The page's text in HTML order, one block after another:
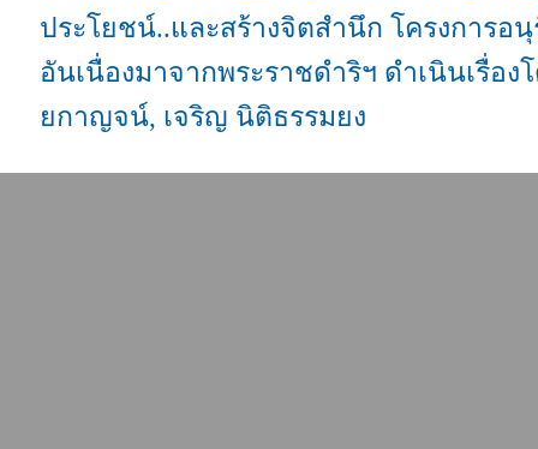
ประโยชน์..และสร้างจิตสำนึก โครงการอ
อันเนื่องมาจากพระราชดำริฯ ดำเนินเรื่อ
ยกาญจน์, เจริญ นิติธรรมยง